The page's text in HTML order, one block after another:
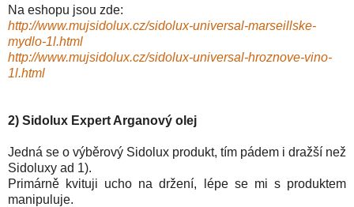
Na eshopu jsou zde:
http://www.mujsidolux.cz/sidolux-universal-marseillske-
mydlo-1l.html
http://www.mujsidolux.cz/sidolux-universal-hroznove-vino-
1l.html
2) Sidolux Expert Arganový olej
Jedná se o výběrový Sidolux produkt, tím pádem i dražší než
Sidoluxy ad 1).
Primárně kvituji ucho na držení, lépe semi s produktem
manipuluje.